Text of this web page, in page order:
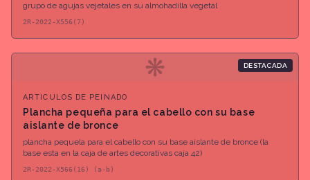
grupo de agujas vejetales en su almohadilla vegetal
2R-2022-X556(7)
❋ DESTACADA
ARTICULOS DE PEINADO
Plancha pequeña para el cabello con su base
aislante de bronce
plancha pequela para el cabello con su base aislante de bronce (la
base esta en la caja de artes decorativas caja 42)
2R-2022-X566(16) (a-b)